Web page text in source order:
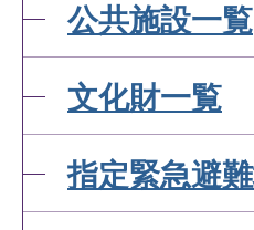
公共施設一覧
文化財一覧
指定緊急避